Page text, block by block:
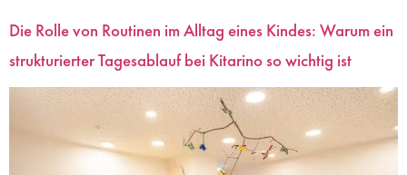
Die Rolle von Routinen im Alltag eines Kindes: Warum ein
strukturierter Tagesablauf bei Kitarino so wichtig ist